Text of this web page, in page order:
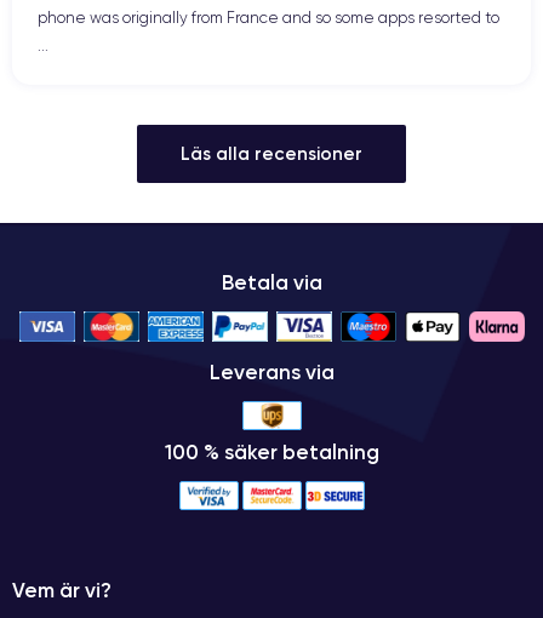
phone was originally from France and so some apps resorted to
Läs alla recensioner
Betala via
Leverans via
100 % säker betalning
Vem är vi?